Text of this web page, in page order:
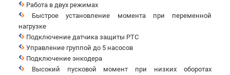
Работа в двух режимах
Быстрое установление момента при переменной
нагрузке
Подключение датчика защиты PTC
Управление группой до 5 насосов
Подключение энкодера
Высокий пусковой момент при низких оборотах